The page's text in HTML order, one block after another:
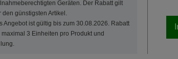
Geräten. Der Rabatt gilt
den günstigsten Artikel.
Angebot ist gültig bis zum 30.08.2026. Rabatt
maximal 3 Einheiten pro Produkt und